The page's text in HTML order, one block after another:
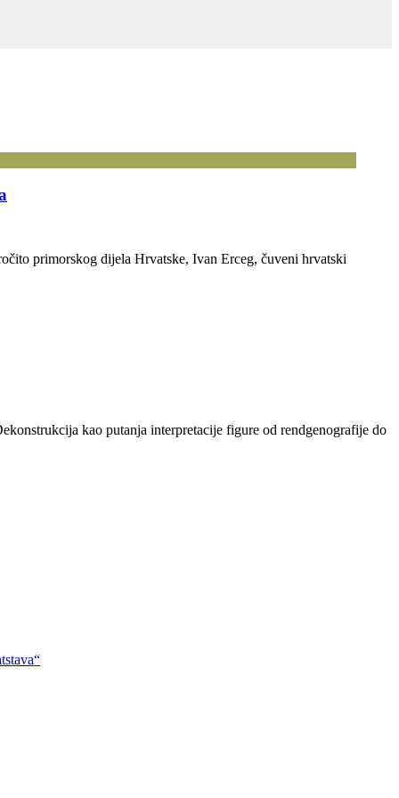
primorskog dijela Hrvatske, Ivan Erceg, čuveni hrvatski
kao putanja interpretacije figure od rendgenografije do